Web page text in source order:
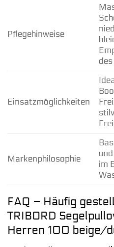
Pflegehinweise
Einsatzmöglichkeiten
Markenphilosophie
im
FAQ – Häufig
TRIBORD
Herren 100 beige/